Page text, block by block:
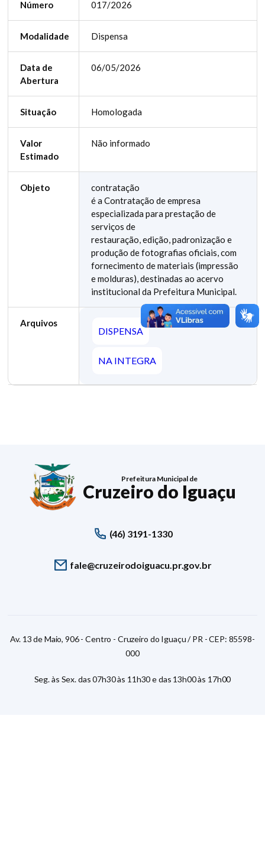
Número 017/2026
Modalidade Dispensa
Data de
Abertura
06/05/2026
Situação Homologada
Valor
Estimado
Não informado
Objeto
contratação
é a Contratação de empresa
especializada para prestação de
serviços de
restauração, edição, padronização e
produção de fotografias oficiais, com
fornecimento de materiais (impressão
e molduras), destinadas ao acervo
institucional da Prefeitura Municipal.
Arquivos
DISPENSA
NA INTEGRA
Prefeitura Municipal de
Cruzeiro do Iguaçu
(46) 3191-1330
fale@cruzeirodoiguacu.pr.gov.br
Av. 13 de Maio, 906 - Centro - Cruzeiro do Iguaçu / PR - CEP: 85598-
000
Seg. às Sex. das 07h30 às 11h30 e das 13h00 às 17h00